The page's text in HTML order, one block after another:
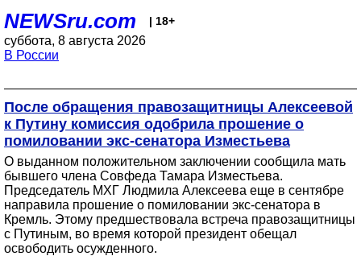
NEWSru.com | 18+
суббота, 8 августа 2026
В России
После обращения правозащитницы Алексеевой
к Путину комиссия одобрила прошение о
помиловании экс-сенатора Изместьева
О выданном положительном заключении сообщила мать
бывшего члена Совфеда Тамара Изместьева.
Председатель МХГ Людмила Алексеева еще в сентябре
направила прошение о помиловании экс-сенатора в
Кремль. Этому предшествовала встреча правозащитницы
с Путиным, во время которой президент обещал
освободить осужденного.